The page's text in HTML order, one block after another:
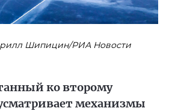
Шипицин/РИА Новости
ко второму
механизмы